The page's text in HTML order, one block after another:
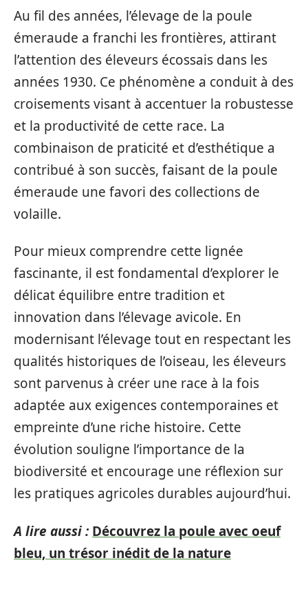
Au fil des années, l’élevage de la poule
émeraude a franchi les frontières, attirant
l’attention des éleveurs écossais dans les
années 1930. Ce phénomène a conduit à des
croisements visant à accentuer la robustesse
et la productivité de cette race. La
combinaison de praticité et d’esthétique a
contribué à son succès, faisant de la poule
émeraude une favori des collections de
volaille.
Pour mieux comprendre cette lignée
fascinante, il est fondamental d’explorer le
délicat équilibre entre tradition et
innovation dans l’élevage avicole. En
modernisant l’élevage tout en respectant les
qualités historiques de l’oiseau, les éleveurs
sont parvenus à créer une race à la fois
adaptée aux exigences contemporaines et
empreinte d’une riche histoire. Cette
évolution souligne l’importance de la
biodiversité et encourage une réflexion sur
les pratiques agricoles durables aujourd’hui.
A lire aussi : Découvrez la poule avec oeuf
bleu, un trésor inédit de la nature